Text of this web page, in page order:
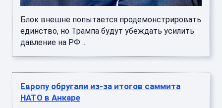
Блок внешне попытается продемонстрировать
единство, но Трампа будут убеждать усилить
давление на РФ ...
Европу обругали из-за итогов саммита
НАТО в Анкаре